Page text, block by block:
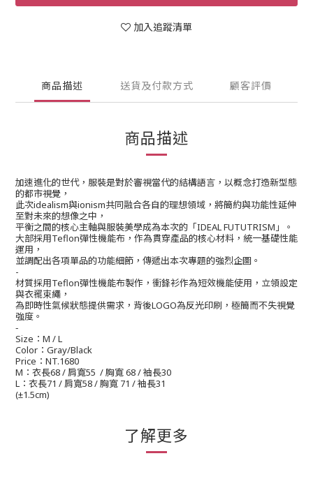
加入追蹤清單
商品描述 送貨及付款方式 顧客評價
商品描述
加速進化的世代，服裝是對於審視當代的結構語言，以概念打造新型態
的都市視覺，
此次idealism與ionism共同融合各自的理想領域，將簡約與功能性延伸
至對未來的想像之中，
平衡之間的核心主軸與服裝美學成為本次的「IDEAL FUTUTRISM 」。
大部採用Teflon彈性機能布，作為貫穿產品的核心材料，統一基礎性能
運用，
並調配出各項單品的功能細節，傳遞出本次專題的強烈企圖。
-
材質採用Teflon彈性機能布製作，衝鋒衫作為短效機能使用，立領設定
與衣襬束繩，
為即時性氣候狀態提供需求，背後LOGO為反光印刷，極簡而不失視覺
強度。
-
Size ： M / L
Color ： Gray/Black
Price ： NT.1680
M ：衣長68 /肩寬55 /胸寬68 /袖長30
L ：衣長71 /肩寬58 /胸寬 71 /袖長31
(±1.5cm)
了解更多